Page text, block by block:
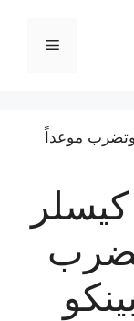
القائمة
كيسلر